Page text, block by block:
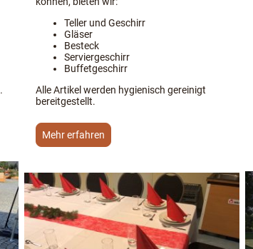
Teller und Geschirr
Gläser
Besteck
Serviergeschirr
Buffetgeschirr
Alle Artikel werden hygienisch gereinigt
bereitgestellt.
Mehr erfahren